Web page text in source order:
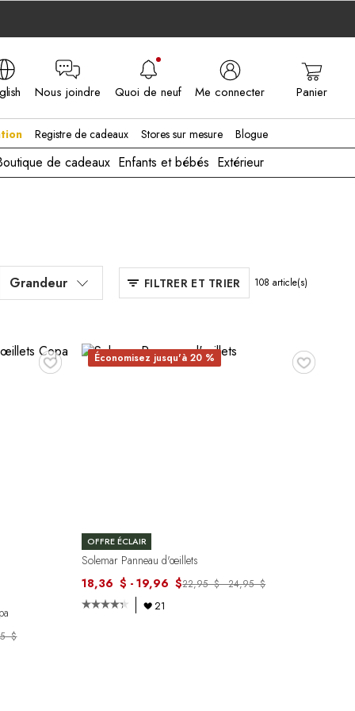
- EN
Nous joindre Quoi de neuf Me connecter Panier
Registre de cadeaux Stores sur mesure Blogue
de cadeaux Enfants et bébés Extérieur
Grandeur 108 article(s)
FILTRER ET TRIER
♥
$
♥
Économisez jusqu'à 20 %
OFFRE ÉCLAIR
Solemar Panneau d'œillets
18,36 $ - 19,96 $22,95 $ - 24,95 $
21